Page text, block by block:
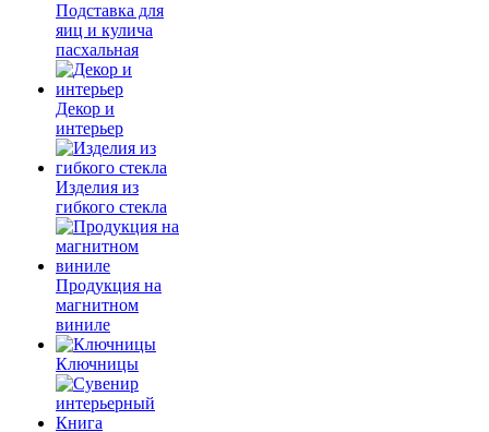
Подставка для
яиц и кулича
пасхальная
Декор и
интерьер
Изделия из
гибкого стекла
Продукция на
магнитном
виниле
Ключницы